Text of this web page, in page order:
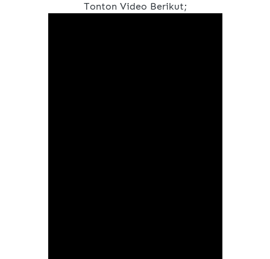
Tonton Video Berikut;